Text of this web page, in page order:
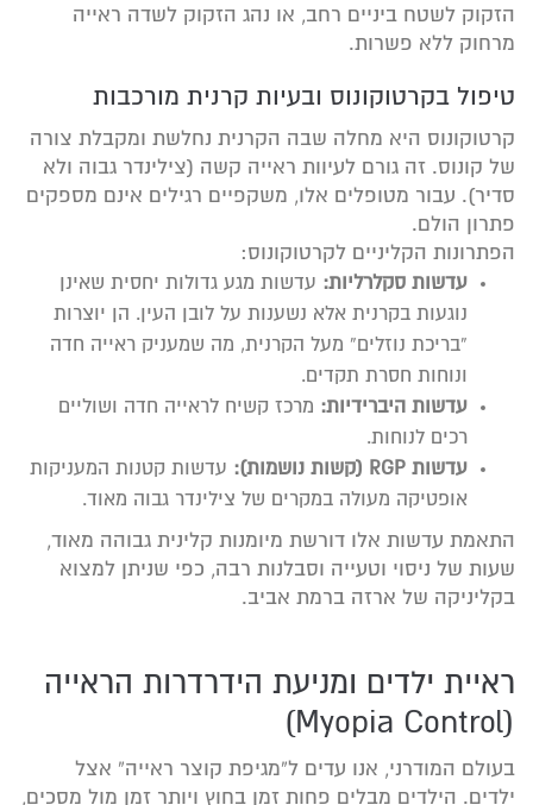
הזקוק לשטח ביניים רחב, או נהג הזקוק לשדה ראייה
מרחוק ללא פשרות.
טיפול בקרטוקונוס ובעיות קרנית מורכבות
קרטוקונוס היא מחלה שבה הקרנית נחלשת ומקבלת צורה
של קונוס. זה גורם לעיוות ראייה קשה (צילינדר גבוה ולא
סדיר). עבור מטופלים אלו, משקפיים רגילים אינם מספקים
פתרון הולם.
הפתרונות הקליניים לקרטוקונוס:
עדשות סקלרליות: עדשות מגע גדולות יחסית שאינן
נוגעות בקרנית אלא נשענות על לובן העין. הן יוצרות
“בריכת נוזלים” מעל הקרנית, מה שמעניק ראייה חדה
ונוחות חסרת תקדים.
עדשות היברידיות: מרכז קשיח לראייה חדה ושוליים
רכים לנוחות.
עדשות RGP (קשות נושמות):
עדשות קטנות המעניקות
אופטיקה מעולה במקרים של צילינדר גבוה מאוד.
התאמת עדשות אלו דורשת מיומנות קלינית גבוהה מאוד,
שעות של ניסוי וטעייה וסבלנות רבה, כפי שניתן למצוא
בקליניקה של ארזה ברמת אביב.
ראיית ילדים ומניעת הידרדרות הראייה
(Myopia Control)
בעולם המודרני, אנו עדים ל”מגיפת קוצר ראייה” אצל
ילדים. הילדים מבלים פחות זמן בחוץ ויותר זמן מול מסכים,